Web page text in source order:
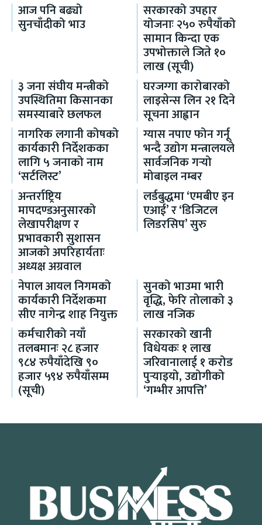
आज पनि बढ्यो
सुनचाँदीको भाउ
सरकारको उपहार
योजनाः २५० रुपैयाँको
सामान किन्दा एक
उपभोक्ताले जिते १०
लाख (सूची)
३ जना संघीय मन्त्रीको
उपस्थितिमा किसानका
समस्याबारे छलफल
घरजग्गा कारोबारको
लाइसेन्स लिन २१ दिने
सूचना आह्वान
नागरिक लगानी कोषको
कार्यकारी निर्देशकका
लागि ५ जनाको नाम
‘सर्टलिस्ट’
ग्यास नपाए फोन गर्नू
भन्दै उद्योग मन्त्रालयले
सार्वजनिक गर्‍यो
मोबाइल नम्बर
अन्तर्राष्ट्रिय
मापदण्डअनुसारको
लेखापरीक्षण र
प्रभावकारी सुशासन
आजको अपरिहार्यताः
अध्यक्ष अग्रवाल
लर्डबुद्धमा ‘एमबीए इन
एआई’ र ‘डिजिटल
लिडरसिप’ सुरु
नेपाल आयल निगमको
कार्यकारी निर्देशकमा
सीए नागेन्द्र शाह नियुक्त
सुनको भाउमा भारी
वृद्धि, फेरि तोलाको ३
लाख नजिक
कर्मचारीको नयाँ
तलबमानः २८ हजार
९८४ रुपैयाँदेखि ९०
हजार ५९४ रुपैयाँसम्म
(सूची)
सरकारको खानी
विधेयकः १ लाख
जरिवानालाई १ करोड
पुर्‍याइयो, उद्योगीको
‘गम्भीर आपत्ति’